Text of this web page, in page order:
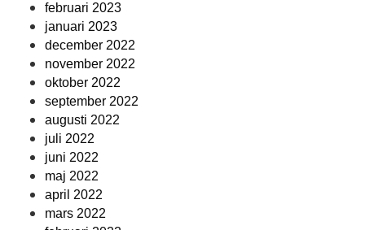
februari 2023
januari 2023
december 2022
november 2022
oktober 2022
september 2022
augusti 2022
juli 2022
juni 2022
maj 2022
april 2022
mars 2022